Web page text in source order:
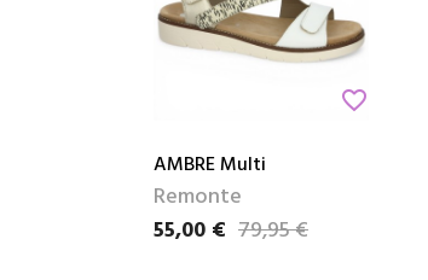
favorite_border
AMBRE Multi
Remonte
Prix
55,00 €
Prix de base79,95 €